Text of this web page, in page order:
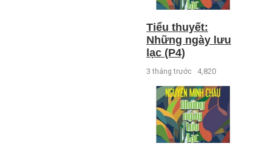
Tiểu thuyết:
Những ngày lưu
lạc (P4)
3 tháng trước 4,820